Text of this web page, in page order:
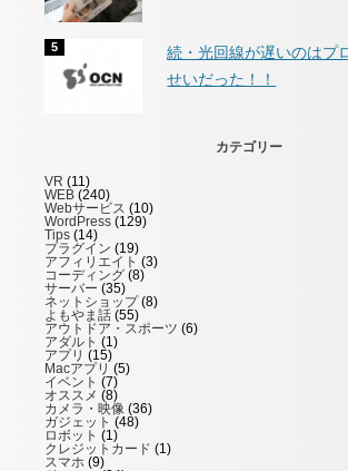
続・光回線が遅いのはプ
せいだった！！
カテゴリー
VR (11)
WEB (240)
Webサービス (10)
WordPress (129)
Tips (14)
プラグイン (19)
アフィリエイト (3)
コーディング (8)
サーバー (35)
ネットショップ(8)
よもやま話 (55)
アウトドア・スポーツ (6)
アダルト (1)
アプリ (15)
Macアプリ (5)
イベント (7)
オススメ (8)
カメラ・映像 (36)
ガジェット (48)
ロボット (1)
クレジットカード (1)
スマホ (9)